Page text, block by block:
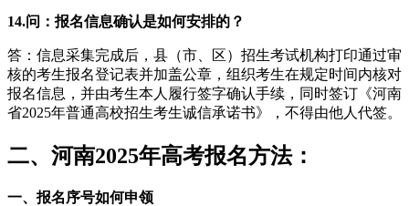
14.问：报名信息确认是如何安排的？
答：信息采集完成后，县（市、区）招生考试机构打印通过审
核的考生报名登记表并加盖公章，组织考生在规定时间内核对
报名信息，并由考生本人履行签字确认手续，同时签订《河南
省2025年普通高校招生考生诚信承诺书》，不得由他人代签。
二、河南2025年高考报名方法：
一、报名序号如何申领